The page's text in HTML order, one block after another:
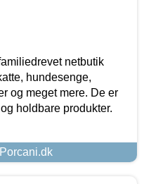
netbutik
hundesenge,
og meget mere. De er
holdbare produkter.